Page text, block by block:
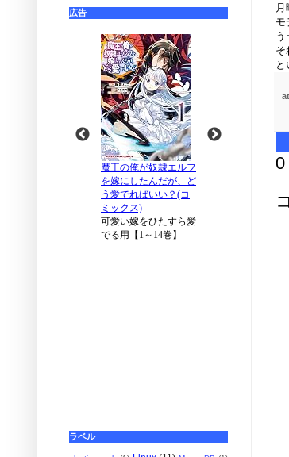
モ
う
そ
at
0
広告
ラベル